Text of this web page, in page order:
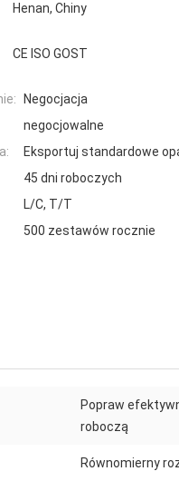
Henan, Chiny
CE ISO GOST
Negocjacja
negocjowalne
Eksportuj standardowe
45 dni roboczych
L/C, T/T
500 zestawów rocznie
Popraw
roboczą
Równomierny